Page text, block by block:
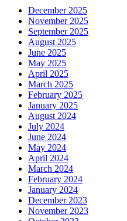
December 2025
November 2025
September 2025
August 2025
June 2025
May 2025
April 2025
March 2025
February 2025
January 2025
August 2024
July 2024
June 2024
May 2024
April 2024
March 2024
February 2024
January 2024
December 2023
November 2023